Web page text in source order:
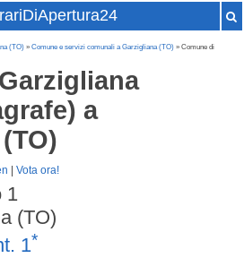
(TO) »Comune e servizi comunali a Garzigliana (TO) » Comune di
a
|Vota ora!
1
(TO)
1*